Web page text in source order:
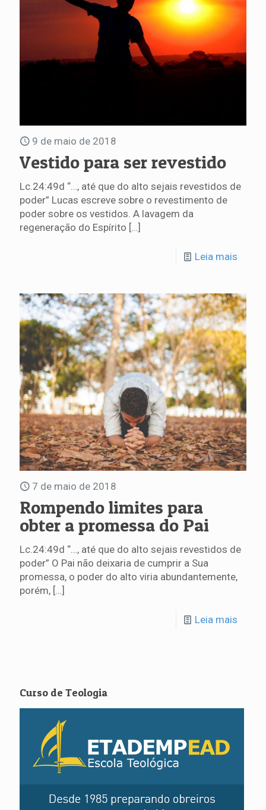
9 de maio de 2018
Vestido para ser revestido
Lc.24:49d “…, até que do alto sejais revestidos de
poder” Lucas escreve sobre o revestimento de
poder sobre os vestidos. A lavagem da
regeneração do Espírito […]
Leia mais
7 de maio de 2018
Rompendo limites para
obter a promessa do Pai
Lc.24:49d “…, até que do alto sejais revestidos de
poder” O Pai não deixaria de cumprir a Sua
promessa, o poder do alto viria abundantemente,
porém, […]
Leia mais
Curso de Teologia